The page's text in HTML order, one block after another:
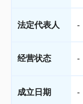
法定代表人 -
经营状态 -
成立日期 -